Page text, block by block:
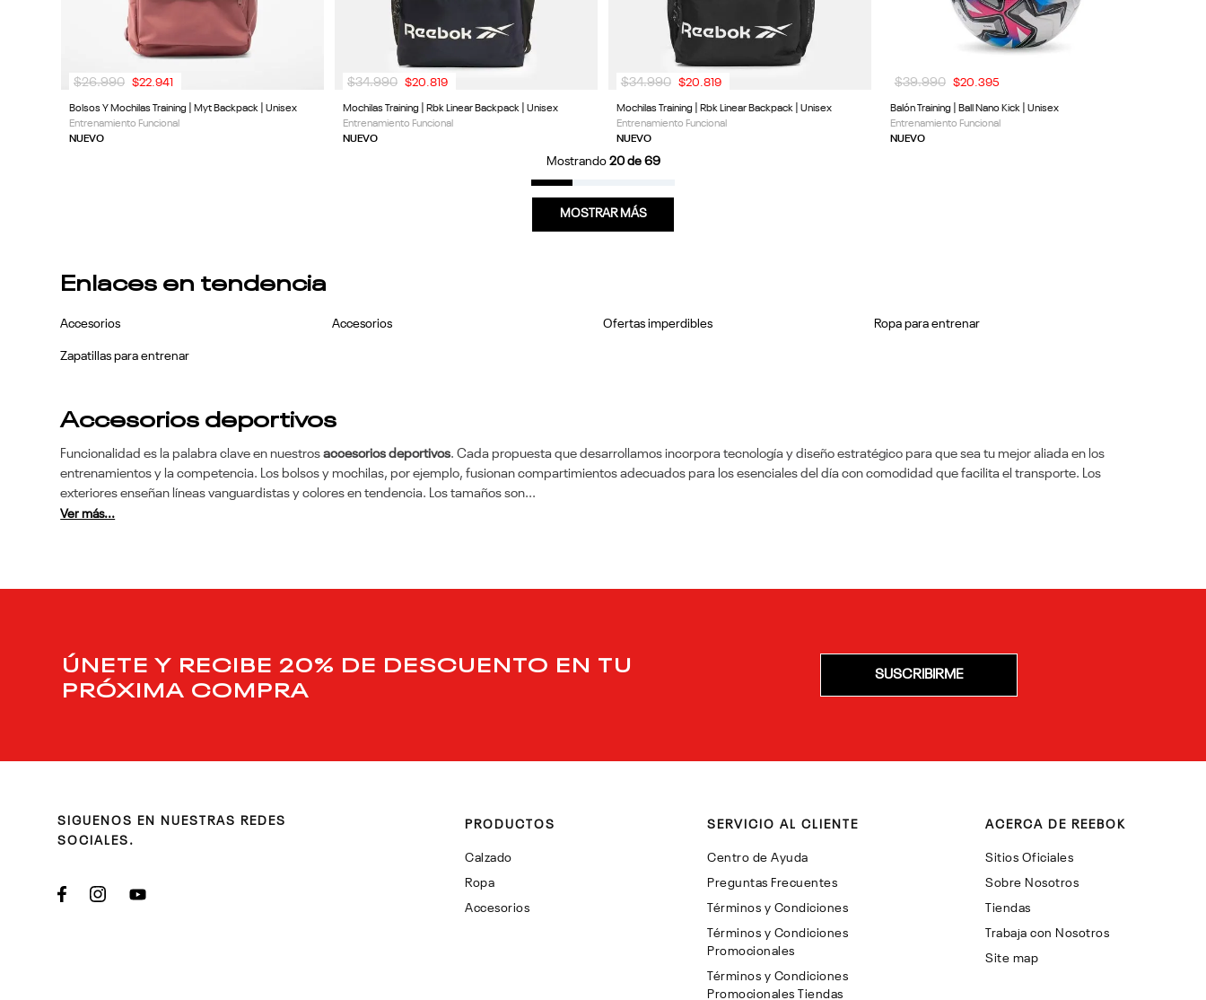
Bolsos Y Mochilas Training | Myt Backpack | Unisex
Entrenamiento Funcional
NUEVO
$26.990 $22.941
Mochilas Training | Rbk Linear Backpack | Unisex
Entrenamiento Funcional
NUEVO
$34.990 $20.819
Mochilas Training | Rbk Linear Backpack | Unisex
Entrenamiento Funcional
NUEVO
$34.990 $20.819
Balón Training | Ball Nano Kick | Unisex
Entrenamiento Funcional
NUEVO
$39.990 $20.395
Mostrando 20 de 69
MOSTRAR MÁS
Enlaces en tendencia
Accesorios Accesorios Ofertas imperdibles Ropa para entrenar
Zapatillas para entrenar
Accesorios deportivos
Funcionalidad es la palabra clave en nuestrosaccesorios deportivos. Cada propuesta que desarrollamos incorpora tecnología y diseño estratégico para que sea tu mejor aliada en los
entrenamientos y la competencia. Los bolsos y mochilas, por ejemplo, fusionan compartimientos adecuados para los esenciales del día con comodidad que facilita el transporte. Los
exteriores enseñan líneas vanguardistas y colores en tendencia. Los tamaños son...
Ver más...
ÚNETE Y RECIBE 20% DE DESCUENTO EN TU
PRÓXIMA COMPRA
SUSCRIBIRME
SIGUENOS EN NUESTRAS REDES
SOCIALES.
PRODUCTOS
Calzado
Ropa
Accesorios
SERVICIO AL CLIENTE
Centro de Ayuda
Preguntas Frecuentes
Términos y Condiciones
Términos y Condiciones
Promocionales
Términos y Condiciones
Promocionales Tiendas
ACERCA DE REEBOK
Sitios Oficiales
Sobre Nosotros
Tiendas
Trabaja con Nosotros
Site map